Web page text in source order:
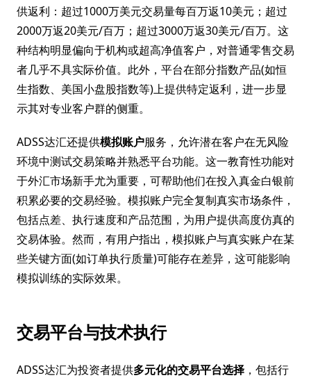
供返利：超过1000万美元交易量每百万返10美元；超过
2000万返20美元/百万；超过3000万返30美元/百万。这
种结构明显偏向于机构或超高净值客户，对普通零售交易
者几乎不具实际价值。此外，平台在部分指数产品(如恒
生指数、美国小盘股指数等)上提供特定返利，进一步显
示其对专业客户群的侧重。
ADSS达汇还提供模拟账户服务，允许潜在客户在无风险
环境中测试交易策略并熟悉平台功能。这一教育性功能对
于外汇市场新手尤为重要，可帮助他们在投入真金白银前
积累必要的交易经验。模拟账户完全复制真实市场条件，
包括点差、执行速度和产品范围，为用户提供高度仿真的
交易体验。然而，有用户指出，模拟账户与真实账户在某
些关键方面(如订单执行质量)可能存在差异，这可能影响
模拟训练的实际效果。
交易平台与技术执行
ADSS达汇为投资者提供多元化的交易平台选择 ，包括行